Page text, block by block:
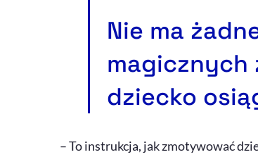
Nie ma
magicznych
dziecko
– To instrukcja, jak zmotywować